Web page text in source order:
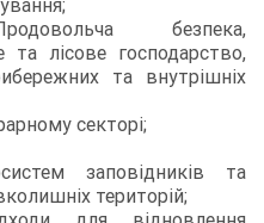
безпека,
та лісове господарство,
та внутрішніх
секторі;
заповідників та
територій;